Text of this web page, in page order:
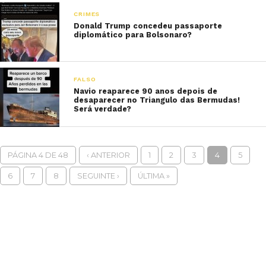
CRIMES
Donald Trump concedeu passaporte
diplomático para Bolsonaro?
FALSO
Navio reaparece 90 anos depois de
desaparecer no Triangulo das Bermudas!
Será verdade?
PÁGINA 4 DE 48 ‹ ANTERIOR 1 2 3 4 5
6 7 8 SEGUINTE › ÚLTIMA »